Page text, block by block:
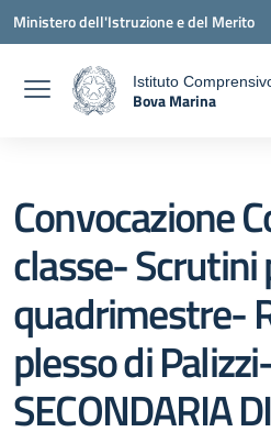
Vai ai contenuti
Vai al menu di navigazione
Vai al footer
Ministero dell'Istruzione e del Merito
Istituto
Bova Marina
Convocazione
classe-
quadrimestre-
plesso di
SECONDARIA